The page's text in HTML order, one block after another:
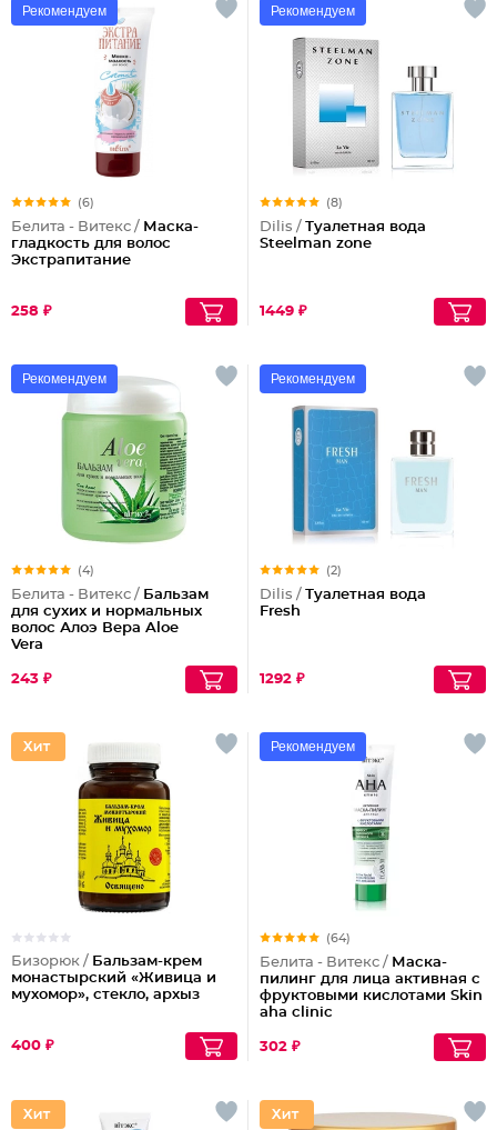
Рекомендуем
(6)
Белита - Витекс / Маска-
гладкость для волос
Экстрапитание
258 ₽
Рекомендуем
(8)
Dilis / Туалетная вода
Steelman zone
1449 ₽
Рекомендуем
(4)
Белита - Витекс / Бальзам
для сухих и нормальных
волос Алоэ Вера Aloe
Vera
243 ₽
Рекомендуем
(2)
Dilis / Туалетная вода
Fresh
1292 ₽
Бизорюк / Бальзам-крем
монастырский «Живица и
мухомор», стекло, архыз
400 ₽
Рекомендуем
(64)
Белита - Витекс / Маска-
пилинг для лица активная с
фруктовыми кислотами Skin
aha clinic
302 ₽